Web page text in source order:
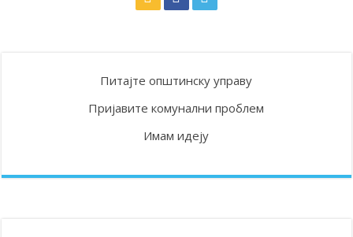
Питајте општинску управу
Пријавите комунални проблем
Имам идеју